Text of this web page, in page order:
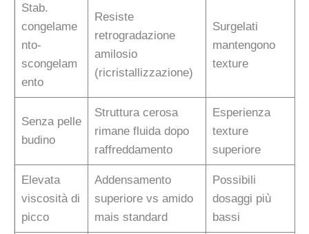
Stab.
congelame
nto-
scongelam
ento
Resiste
retrogradazione
amilosio
(ricristallizzazione)
Surgelati
mantengono
texture
Senza pelle
budino
Struttura cerosa
rimane fluida dopo
raffreddamento
Esperienza
texture
superiore
Elevata
viscosità di
picco
Addensamento
superiore vs amido
mais standard
Possibili
dosaggi più
bassi